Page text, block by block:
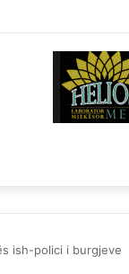
ish-polici i burgjeve